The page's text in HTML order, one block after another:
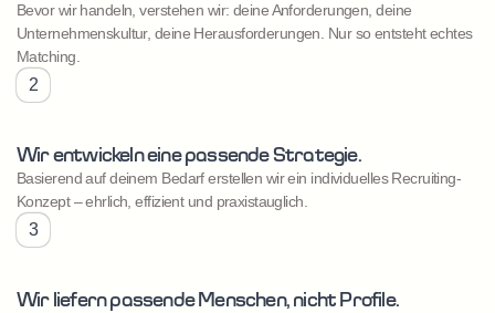
Bevor wir handeln, verstehen wir: deine Anforderungen, deine
Unternehmenskultur, deine Herausforderungen. Nur so entsteht echtes
Matching.
2
Wir entwickeln eine passende Strategie.
Basierend auf deinem Bedarf erstellen wir ein individuelles Recruiting-
Konzept – ehrlich, effizient und praxistauglich.
3
Wir liefern passende Menschen, nicht Profile.